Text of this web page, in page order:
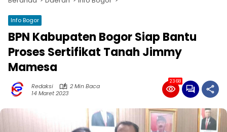
Info Bogor
BPN Kabupaten Bogor Siap Bantu
Proses Sertifikat Tanah Jimmy
Mamesa
Redaksi
2 Min Baca
14 Maret 2023
2368